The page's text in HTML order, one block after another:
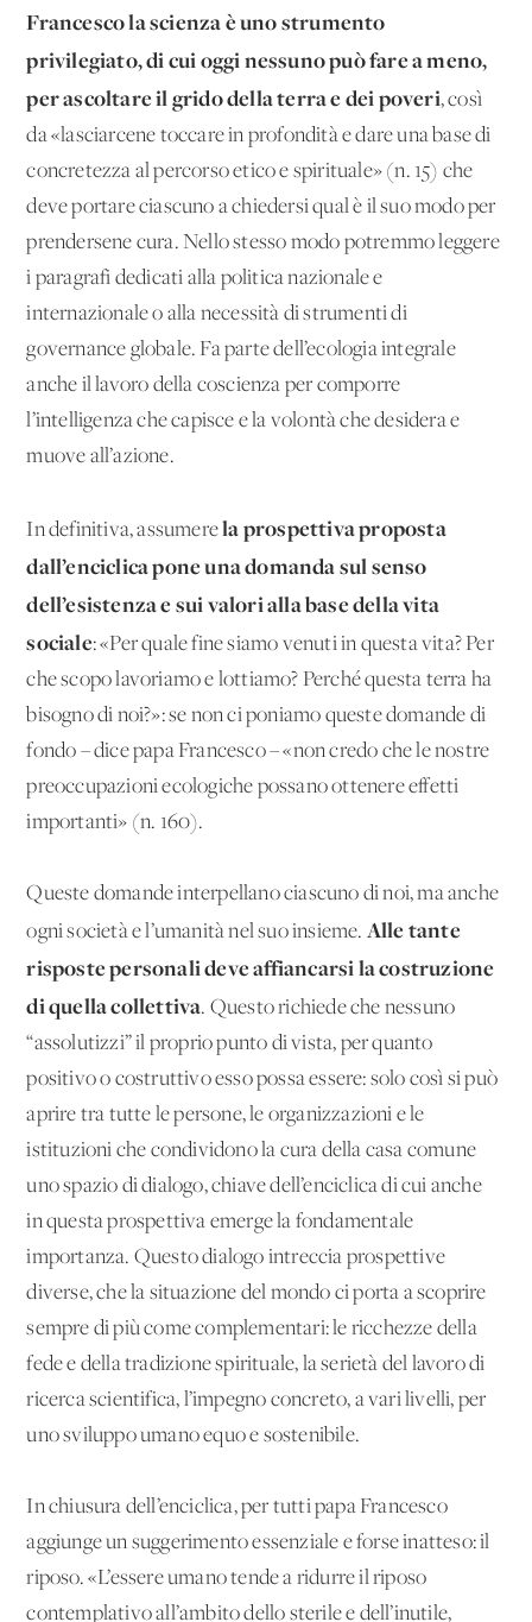
Francesco la scienza è uno strumento
privilegiato, di cui oggi nessuno può fare a meno,
per ascoltare il grido della terra e dei poveri, così
da «lasciarcene toccare in profondità e dare una base di
concretezza al percorso etico e spirituale» (n. 15) che
deve portare ciascuno a chiedersi qual è il suo modo per
prendersene cura. Nello stesso modo potremmo leggere
i paragrafi dedicati alla politica nazionale e
internazionale o alla necessità di strumenti di
governance globale. Fa parte dell’ecologia integrale
anche il lavoro della coscienza per comporre
l’intelligenza che capisce e la volontà che desidera e
muove all’azione.
In definitiva, assumerela prospettiva proposta
dall’enciclica pone una domanda sul senso
dell’esistenza e sui valori alla base della vita
sociale: «Per quale fine siamo venuti in questa vita? Per
che scopo lavoriamo e lottiamo? Perché questa terra ha
bisogno di noi?»: se non ci poniamo queste domande di
fondo – dice papa Francesco – «non credo che le nostre
preoccupazioni ecologiche possano ottenere effetti
importanti» (n. 160).
Queste domande interpellano ciascuno di noi, ma anche
ogni società e l’umanità nel suo insieme. Alle tante
risposte personali deve affiancarsi la costruzione
di quella collettiva. Questo richiede che nessuno
“assolutizzi” il proprio punto di vista, per quanto
positivo o costruttivo esso possa essere: solo così si può
aprire tra tutte le persone, le organizzazioni e le
istituzioni che condividono la cura della casa comune
uno spazio di dialogo, chiave dell’enciclica di cui anche
in questa prospettiva emerge la fondamentale
importanza. Questo dialogo intreccia prospettive
diverse, che la situazione del mondo ci porta a scoprire
sempre di più come complementari: le ricchezze della
fede e della tradizione spirituale, la serietà del lavoro di
ricerca scientifica, l’impegno concreto, a vari livelli, per
uno sviluppo umano equo e sostenibile.
In chiusura dell’enciclica, per tutti papa Francesco
aggiunge un suggerimento essenziale e forse inatteso: il
riposo. «L’essere umano tende a ridurre il riposo
contemplativo all’ambito dello sterile e dell’inutile,